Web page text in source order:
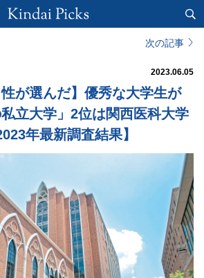
次の記事
2023.06.05
性が選んだ】優秀な大学生が
立大学」2位は関西医科大学
年最新調査結果】